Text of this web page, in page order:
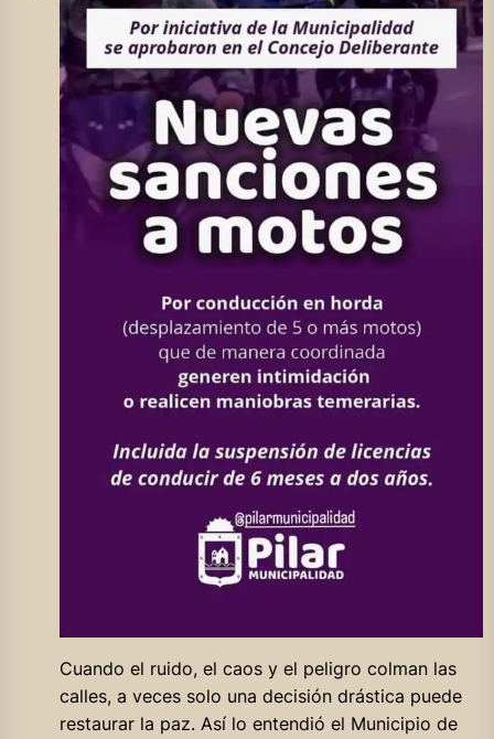
Cuando el ruido, el caos y el peligro colman las
calles, a veces solo una decisión drástica puede
restaurar la paz. Así lo entendió el Municipio de